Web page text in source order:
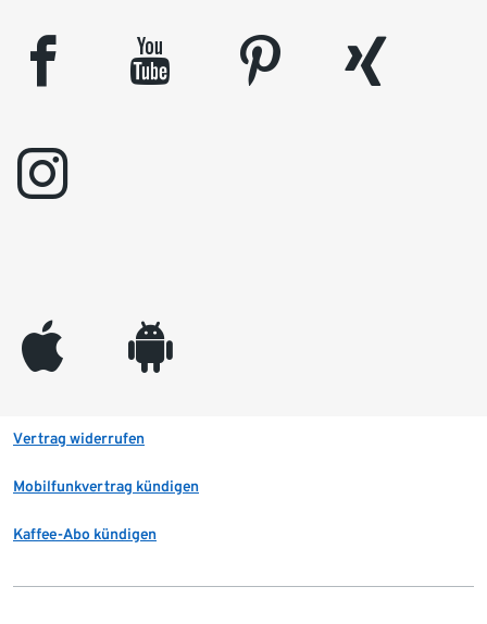
facebook youtube pinterest
xing
instagram
appleinc android
Vertrag widerrufen
Mobilfunkvertrag kündigen
Kaffee-Abo kündigen